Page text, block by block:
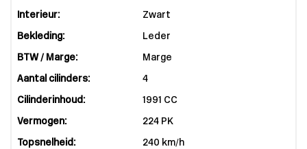
Interieur: Zwart
Bekleding: Leder
BTW / Marge: Marge
Aantal cilinders: 4
Cilinderinhoud: 1991 CC
Vermogen: 224 PK
Topsnelheid: 240 km/h